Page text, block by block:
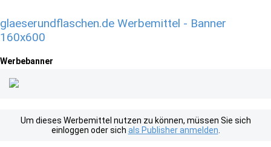
glaeserundflaschen.de Werbemittel - Banner
160x600
Werbebanner
Um dieses Werbemittel nutzen zu können, müssen Sie sich
einloggen oder sich als Publisher anmelden